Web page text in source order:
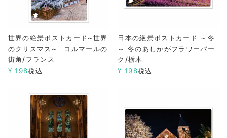
世界の絶景ポストカード~世界
のクリスマス~ コルマールの
街角/フランス
¥ 198税込
日本の絶景ポストカード ～冬
～ 冬のあしかがフラワーパー
ク/栃木
¥ 198税込